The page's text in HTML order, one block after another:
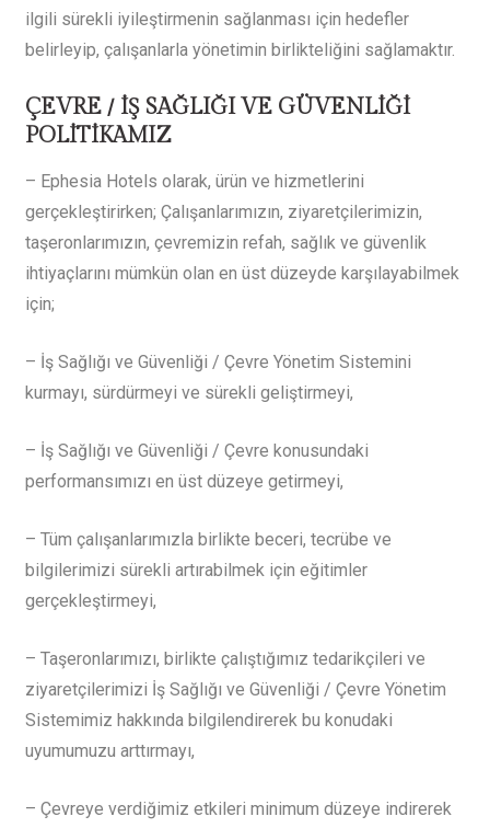
ilgili sürekli iyileştirmenin sağlanması için hedefler
belirleyip, çalışanlarla yönetimin birlikteliğini sağlamaktır.
ÇEVRE / İŞ SAĞLIĞI VE GÜVENLİĞİ
POLİTİKAMIZ
– Ephesia Hotels olarak, ürün ve hizmetlerini
gerçekleştirirken; Çalışanlarımızın, ziyaretçilerimizin,
taşeronlarımızın, çevremizin refah, sağlık ve güvenlik
ihtiyaçlarını mümkün olan en üst düzeyde karşılayabilmek
için;
– İş Sağlığı ve Güvenliği / Çevre Yönetim Sistemini
kurmayı, sürdürmeyi ve sürekli geliştirmeyi,
– İş Sağlığı ve Güvenliği / Çevre konusundaki
performansımızı en üst düzeye getirmeyi,
– Tüm çalışanlarımızla birlikte beceri, tecrübe ve
bilgilerimizi sürekli artırabilmek için eğitimler
gerçekleştirmeyi,
– Taşeronlarımızı, birlikte çalıştığımız tedarikçileri ve
ziyaretçilerimizi İş Sağlığı ve Güvenliği / Çevre Yönetim
Sistemimiz hakkında bilgilendirerek bu konudaki
uyumumuzu arttırmayı,
– Çevreye verdiğimiz etkileri minimum düzeye indirerek